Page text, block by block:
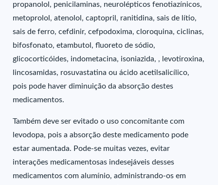
propanolol, penicilaminas, neurolépticos fenotiazínicos,
metoprolol, atenolol, captopril, ranitidina, sais de lítio,
sais de ferro, cefdinir, cefpodoxima, cloroquina, ciclinas,
bifosfonato, etambutol, fluoreto de sódio,
glicocorticóides, indometacina, isoniazida, , levotiroxina,
lincosamidas, rosuvastatina ou ácido acetilsalicílico,
pois pode haver diminuição da absorção destes
medicamentos.
Também deve ser evitado o uso concomitante com
levodopa, pois a absorção deste medicamento pode
estar aumentada. Pode-se muitas vezes, evitar
interações medicamentosas indesejáveis desses
medicamentos com alumínio, administrando-os em